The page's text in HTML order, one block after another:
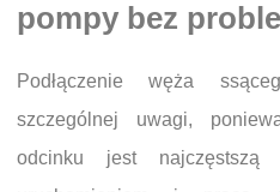
pompy bez
Podłączenie węża
szczególnej uwagi,
odcinku jest najczęstszą